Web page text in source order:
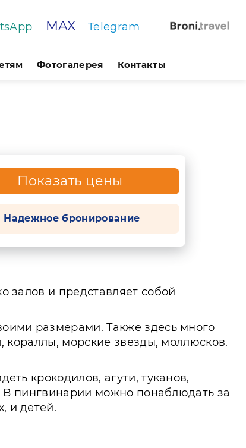
MAX Telegram
Фотогалерея Контакты
Показать цены
Надежное бронирование
залов и представляет собой
размерами. Также здесь много
кораллы, морские звезды, моллюсков.
крокодилов, агути, туканов,
В пингвинарии можно понаблюдать за
и детей.